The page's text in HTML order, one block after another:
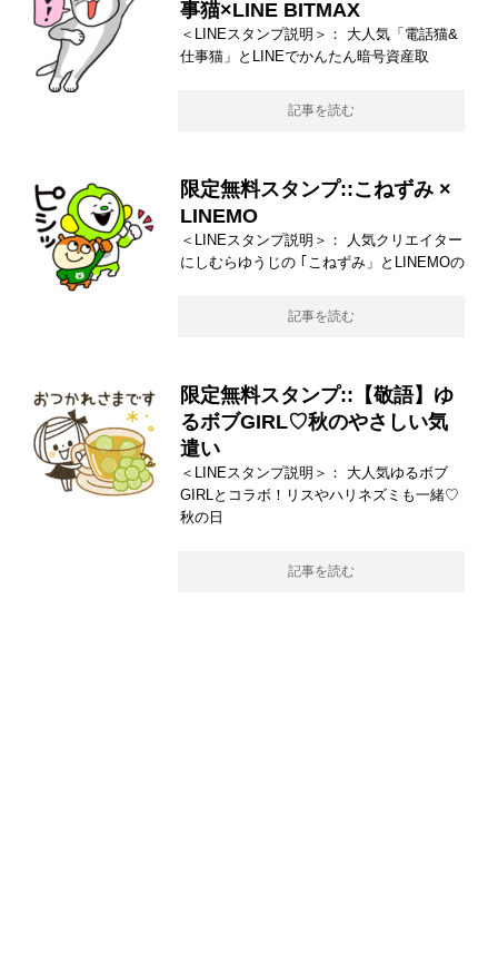
事猫×LINE BITMAX
＜LINEスタンプ説明＞： 大人気「電話猫&
仕事猫」とLINEでかんたん暗号資産取
記事を読む
限定無料スタンプ::こねずみ ×
LINEMO
＜LINEスタンプ説明＞： 人気クリエイター
にしむらゆうじの ｢こねずみ」とLINEMOの
記事を読む
限定無料スタンプ::【敬語】ゆ
るボブGIRL♡秋のやさしい気
遣い
＜LINEスタンプ説明＞： 大人気ゆるボブ
GIRLとコラボ！リスやハリネズミも一緒♡
秋の日
記事を読む